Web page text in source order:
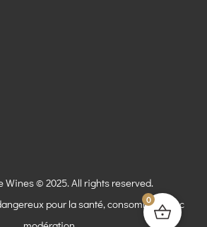
Wines © 2025. All rights reserved.
pour la santé, consommez avec
0